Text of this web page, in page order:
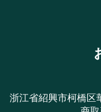
浙江省紹興市柯橋区